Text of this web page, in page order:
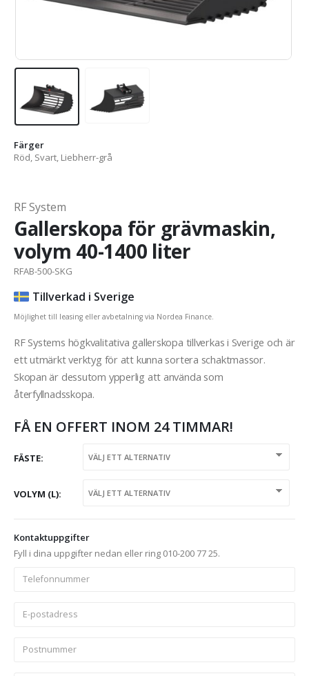
Färger
Röd, Svart, Liebherr-grå
RF System
Gallerskopa för grävmaskin,
volym 40-1400 liter
RFAB-500-SKG
Tillverkad i Sverige
Möjlighet till leasing eller avbetalning via Nordea Finance.
RF Systems högkvalitativa gallerskopa tillverkas i Sverige och är
ett utmärkt verktyg för att kunna sortera schaktmassor.
Skopan är dessutom ypperlig att använda som
återfyllnadsskopa.
FÅ EN OFFERT INOM 24 TIMMAR!
FÄSTE
VOLYM (L)
Kontaktuppgifter
Fyll i dina uppgifter nedan eller ring 010-200 77 25.